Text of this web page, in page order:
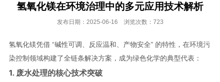
氢氧化镁在环境治理中的多元应用技术解析
发布日期：2025-06-16 浏览次数：723
氢氧化镁凭借 “碱性可调、反应温和、产物安全” 的特性，在环境污
染控制领域构建了全链条解决方案，成为绿色化学的典型代表：
1. 废水处理的核心技术突破